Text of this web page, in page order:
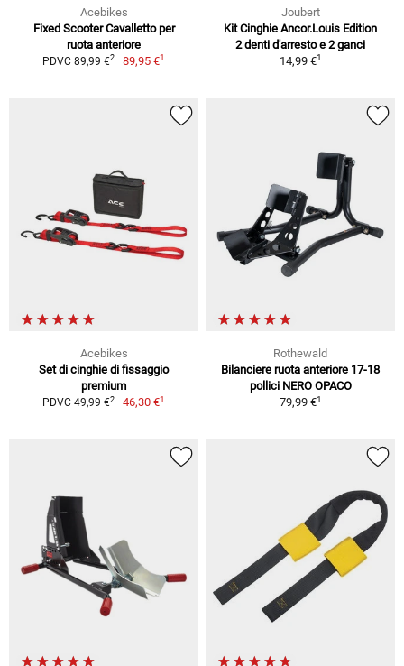
Acebikes
Fixed Scooter Cavalletto per
ruota anteriore
PDVC 89,99 €2 89,95 €1
Joubert
Kit Cinghie Ancor.Louis Edition
2 denti d'arresto e 2 ganci
14,99 €1
Acebikes
Set di cinghie di fissaggio
premium
PDVC 49,99 €2 46,30 €1
Rothewald
Bilanciere ruota anteriore 17-18
pollici NERO OPACO
79,99 €1